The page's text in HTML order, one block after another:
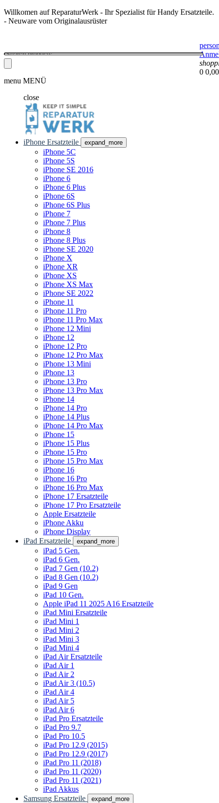
Willkomen auf ReparaturWerk - Ihr Spezialist für Handy Ersatzteile.
- Neuware vom Originalausrüster
0
menu MENÜ
close
iPhone Ersatzteile expand_more
iPhone 5C
iPhone 5S
iPhone SE 2016
iPhone 6
iPhone 6 Plus
iPhone 6S
iPhone 6S Plus
iPhone 7
iPhone 7 Plus
iPhone 8
iPhone 8 Plus
iPhone SE 2020
iPhone X
iPhone XR
iPhone XS
iPhone XS Max
iPhone SE 2022
iPhone 11
iPhone 11 Pro
iPhone 11 Pro Max
iPhone 12 Mini
iPhone 12
iPhone 12 Pro
iPhone 12 Pro Max
iPhone 13 Mini
iPhone 13
iPhone 13 Pro
iPhone 13 Pro Max
iPhone 14
iPhone 14 Pro
iPhone 14 Plus
iPhone 14 Pro Max
iPhone 15
iPhone 15 Plus
iPhone 15 Pro
iPhone 15 Pro Max
iPhone 16
iPhone 16 Pro
iPhone 16 Pro Max
iPhone 17 Ersatzteile
iPhone 17 Pro Ersatzteile
Apple Ersatzteile
iPhone Akku
iPhone Display
iPad Ersatzteile
expand_more
iPad 5 Gen.
iPad 6 Gen.
iPad 7 Gen (10.2)
iPad 8 Gen (10.2)
iPad 9 Gen
iPad 10 Gen.
Apple iPad 11 2025 A16 Ersatzteile
iPad Mini Ersatzteile
iPad Mini 1
iPad Mini 2
iPad Mini 3
iPad Mini 4
iPad Air Ersatzteile
iPad Air 1
iPad Air 2
iPad Air 3 (10.5)
iPad Air 4
iPad Air 5
iPad Air 6
iPad Pro Ersatzteile
iPad Pro 9.7
iPad Pro 10.5
iPad Pro 12.9 (2015)
iPad Pro 12.9 (2017)
iPad Pro 11 (2018)
iPad Pro 11 (2020)
iPad Pro 11 (2021)
iPad Akkus
Samsung Ersatzteile
expand_more